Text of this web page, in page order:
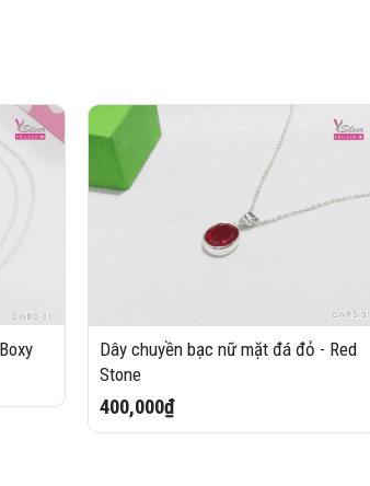
Dây chuyền bạc nữ mặt đá đỏ - Red
Stone
400,000₫